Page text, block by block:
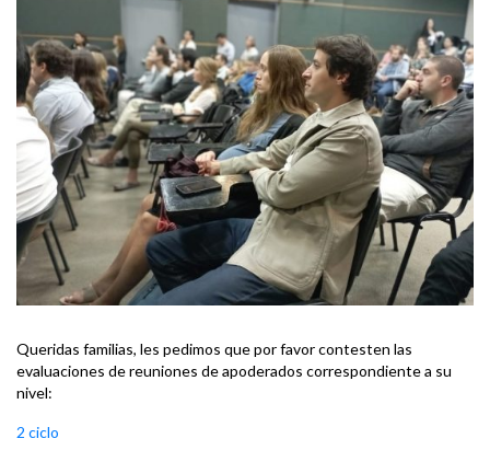
Queridas familias, les pedimos que por favor contesten las
evaluaciones de reuniones de apoderados correspondiente a su
nivel:
2 ciclo